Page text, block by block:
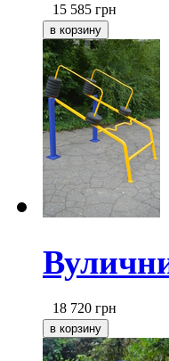
15 585 грн
18 720 грн